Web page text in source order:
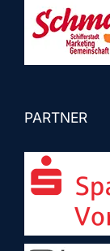
PARTNER